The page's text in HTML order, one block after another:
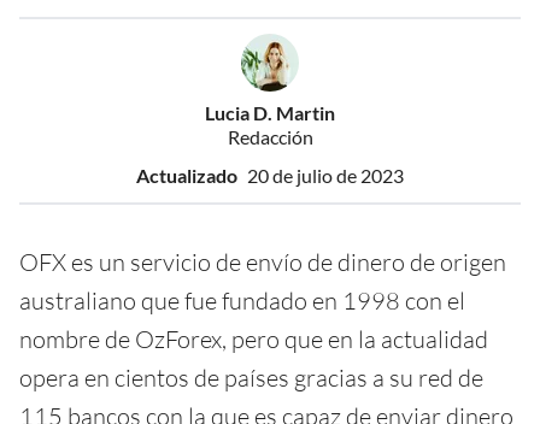
Lucia D. Martin
Redacción
Actualizado 20 de julio de 2023
OFX es un servicio de envío de dinero de origen
australiano que fue fundado en 1998 con el
nombre de OzForex, pero que en la actualidad
opera en cientos de países gracias a su red de
115 bancos con la que es capaz de enviar dinero